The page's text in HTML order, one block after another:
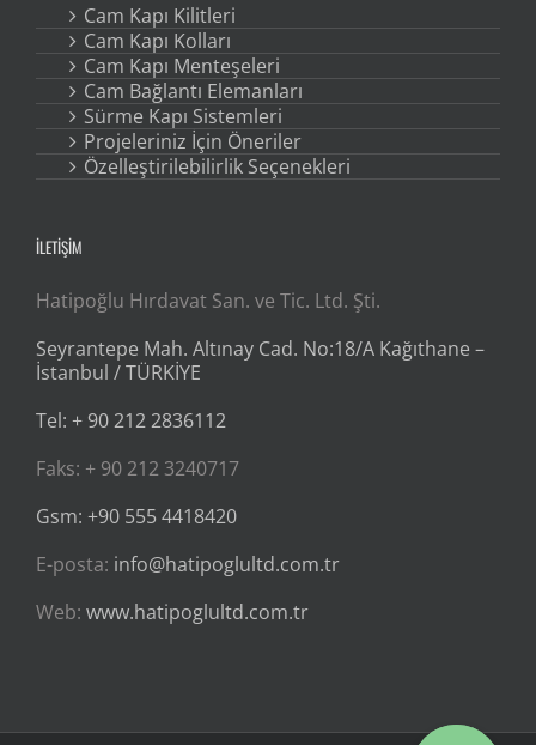
Cam Kapı Kilitleri
Cam Kapı Kolları
Cam Kapı Menteşeleri
Cam Bağlantı Elemanları
Sürme Kapı Sistemleri
Projeleriniz İçin Öneriler
Özelleştirilebilirlik Seçenekleri
İLETİŞİM
Hatipoğlu Hırdavat San. ve Tic. Ltd. Şti.
Seyrantepe Mah. Altınay Cad. No:18/A Kağıthane –
İstanbul / TÜRKİYE
Tel: + 90 212 2836112
Faks: + 90 212 3240717
Gsm: +90 555 4418420
E-posta: info@hatipoglultd.com.tr
Web: www.hatipoglultd.com.tr